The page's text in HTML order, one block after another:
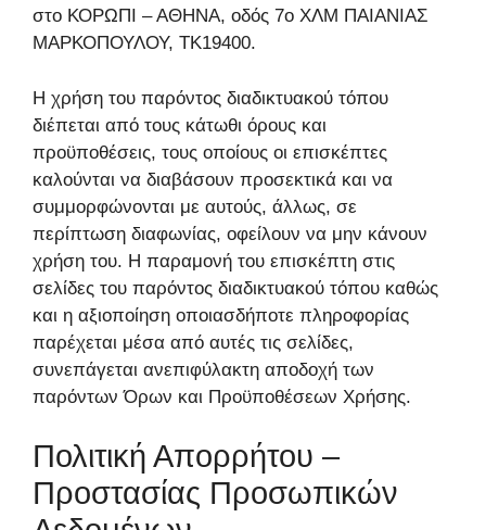
στο ΚΟΡΩΠΙ – ΑΘΗΝΑ, οδός 7ο ΧΛΜ ΠΑΙΑΝΙΑΣ
ΜΑΡΚΟΠΟΥΛΟΥ, ΤΚ19400.
Η χρήση του παρόντος διαδικτυακού τόπου
διέπεται από τους κάτωθι όρους και
προϋποθέσεις, τους οποίους οι επισκέπτες
καλούνται να διαβάσουν προσεκτικά και να
συμμορφώνονται με αυτούς, άλλως, σε
περίπτωση διαφωνίας, οφείλουν να μην κάνουν
χρήση του. Η παραμονή του επισκέπτη στις
σελίδες του παρόντος διαδικτυακού τόπου καθώς
και η αξιοποίηση οποιασδήποτε πληροφορίας
παρέχεται μέσα από αυτές τις σελίδες,
συνεπάγεται ανεπιφύλακτη αποδοχή των
παρόντων Όρων και Προϋποθέσεων Χρήσης.
Πολιτική Απορρήτου –
Προστασίας Προσωπικών